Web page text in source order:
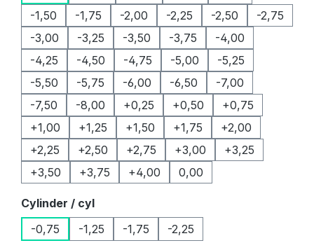
-1,50
-1,75 -2,00 -2,25 -2,50
-2,75
-3,00
-3,25 -3,50 -3,75
-4,00
-4,25
-4,50 -4,75 -5,00
-5,25
-5,50
-5,75 -6,00 -6,50
-7,00
-7,50
-8,00 +0,25 +0,50
+0,75
+1,00
+1,25 +1,50 +1,75
+2,00
+2,25
+2,50 +2,75 +3,00
+3,25
+3,50
+3,75 +4,00 0,00
Cylinder / cylauswählen
-0,75
-1,25 -1,75 -2,25